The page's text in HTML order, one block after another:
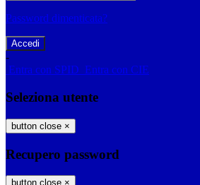
Password dimenticata?
-
Entra con SPID Entra con CIE
Seleziona utente
button close ×
Recupero password
button close ×